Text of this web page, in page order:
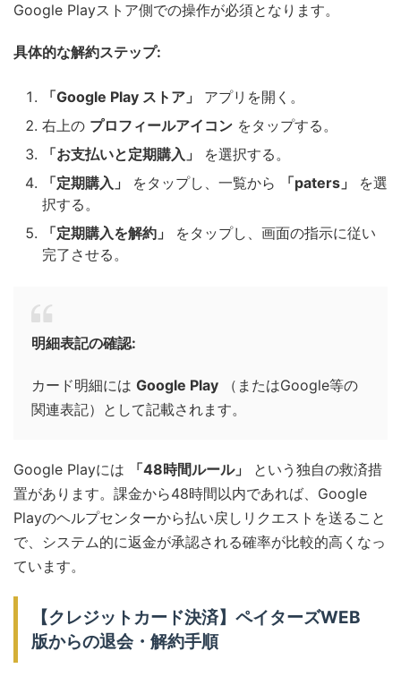
Google Playストア側での操作が必須となります。
具体的な解約ステップ:
「Google Play ストア」
アプリを開く。
右上の プロフィールアイコン をタップする。
「お支払いと定期購入」
を選択する。
「定期購入」
をタップし、一覧から 「paters」
を選
択する。
「定期購入を解約」
をタップし、画面の指示に従い
完了させる。
明細表記の確認:
カード明細には Google Play （またはGoogle等の
関連表記）として記載されます。
Google Playには 「48時間ルール」
という独自の救済措
置があります。課金から48時間以内であれば、Google
Playのヘルプセンターから払い戻しリクエストを送ること
で、システム的に返金が承認される確率が比較的高くなっ
ています。
【クレジットカード決済】ペイターズWEB
版からの退会・解約手順